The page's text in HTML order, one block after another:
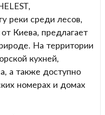
реки среди лесов,
Киева, предлагает
На территории
кухней,
а также доступно
номерах и домах